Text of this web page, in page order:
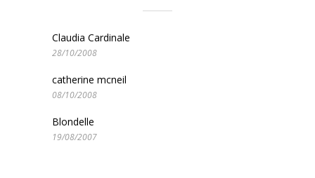
Claudia Cardinale
28/10/2008
catherine mcneil
08/10/2008
Blondelle
19/08/2007